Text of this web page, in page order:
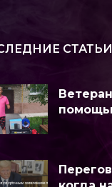
СТАТЬИ